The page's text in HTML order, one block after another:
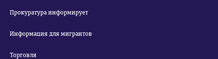
Прокуратура информирует
Информация для мигрантов
Торговля